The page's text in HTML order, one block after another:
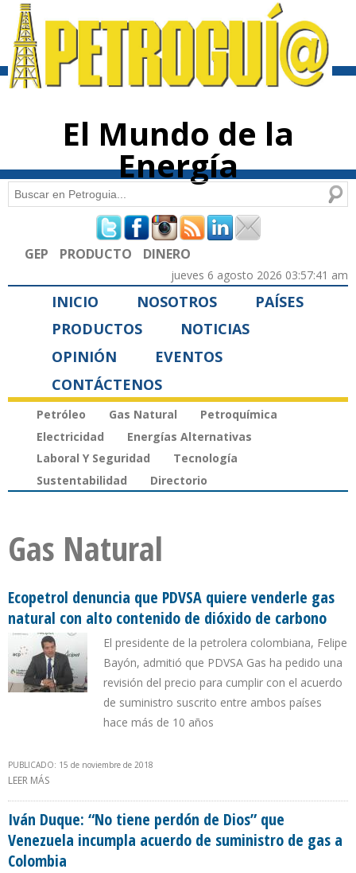
contenido
El Mundo de la
Energía
Formulario de búsqueda
Buscar
GEP PRODUCTO DINERO
jueves 6 agosto 2026 03:57:41 am
INICIO NOSOTROS
PAÍSES
PRODUCTOS
NOTICIAS
OPINIÓN
EVENTOS
CONTÁCTENOS
Petróleo Gas Natural
Petroquímica
Electricidad
Energías Alternativas
Laboral Y Seguridad
Tecnología
Sustentabilidad
Directorio
Gas Natural
Ecopetrol denuncia que PDVSA quiere venderle gas
natural con alto contenido de dióxido de carbono
El presidente de la petrolera colombiana, Felipe
Bayón, admitió que PDVSA Gas ha pedido una
revisión del precio para cumplir con el acuerdo
de suministro suscrito entre ambos países
hace más de 10 años
PUBLICADO: 15 de noviembre de 2018
LEER MÁS
Iván Duque: “No tiene perdón de Dios” que
Venezuela incumpla acuerdo de suministro de gas a
Colombia